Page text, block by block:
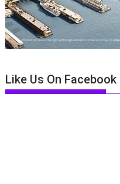
Like Us On Facebook